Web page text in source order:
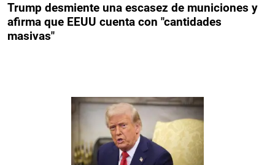
Trump desmiente una escasez de municiones y
afirma que EEUU cuenta con "cantidades
masivas"